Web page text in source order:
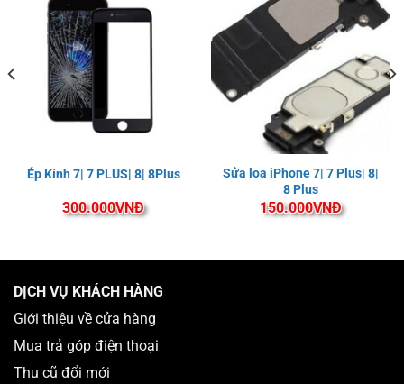
Ép Kính 7| 7 PLUS| 8| 8Plus
300.000VNĐ
Sửa loa iPhone 7| 7 Plus| 8|
8 Plus
150.000VNĐ
DỊCH VỤ KHÁCH HÀNG
Giới thiệu về cửa hàng
Mua trả góp điện thoại
Thu cũ đổi mới